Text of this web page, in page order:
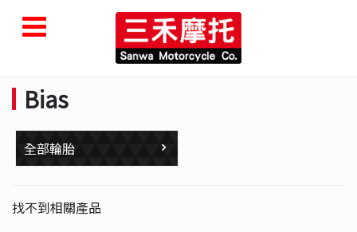
Bias
全部輪胎
找不到相關產品